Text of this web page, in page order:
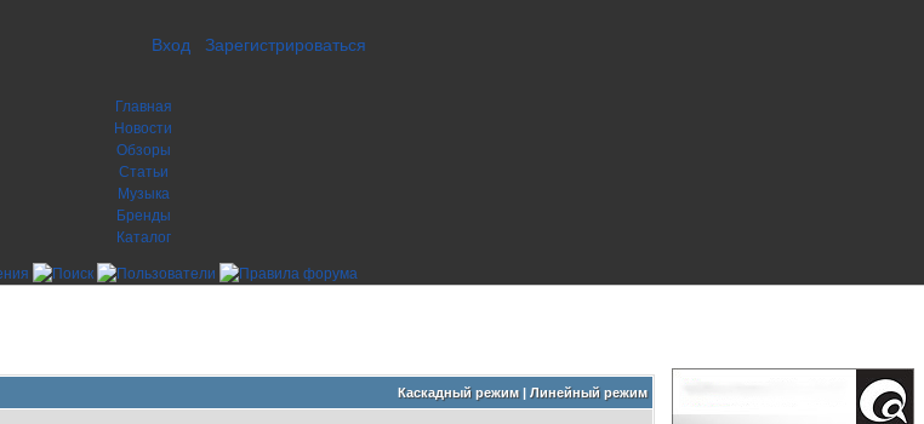
Вход Зарегистрироваться
Главная
Новости
Обзоры
Статьи
Музыка
Бренды
Каталог
Каскадный режим| Линейный режим